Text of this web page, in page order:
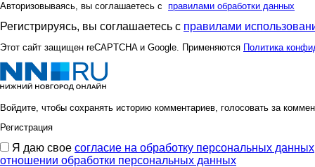
Авторизовываясь, вы соглашаетесь с правилами обработки данных
Регистрируясь, вы соглашаетесь с правилами
Этот сайт защищен reCAPTCHA и Google. Применяются Политика
Войдите, чтобы сохранять историю комментариев, голосовать за
Регистрация
Я даю свое согласие на обработку персональных данных
отношении обработки персональных данных